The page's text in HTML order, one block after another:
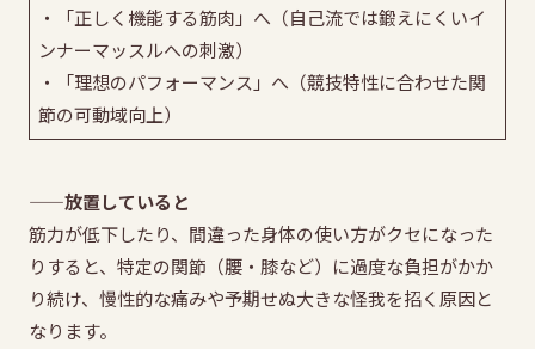
・「正しく機能する筋肉」へ（自己流では鍛えにくいイ
ンナーマッスルへの刺激）
・「理想のパフォーマンス」へ（競技特性に合わせた関
節の可動域向上）
——放置していると
筋力が低下したり、間違った身体の使い方がクセになった
りすると、特定の関節（腰・膝など）に過度な負担がかか
り続け、慢性的な痛みや予期せぬ大きな怪我を招く原因と
なります。